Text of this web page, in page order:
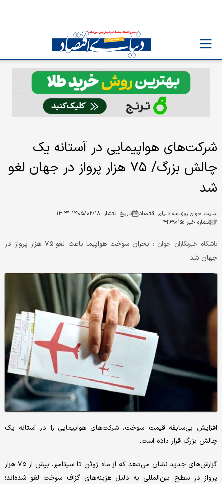
شرکت‌های هواپیمایی در آستانه یک
چالش بزرگ/ ۷۵ هزار پرواز در جهان لغو
شد
سایت خوان روزنامه دنیای اقتصاد تاریخ انتشار :۱۴۰۵/۰۲/۱۸ ۱۳:۳۱
شماره خبر :۴۲۶۹۰۱۵
باشگاه خبرنگاران جوان :
بحران سوخت هواپیما باعث لغو ۷۵ هزار پرواز در
جهان شد.
افزایش بی‌سابقه قیمت سوخت، شرکت‌های هواپیمایی را در آستانه یک
چالش بزرگ قرار داده است.
گزارش‌های جدید نشان می‌دهد که از ماه ژوئن تا سپتامبر، بیش از ۷۵ هزار
پرواز در سطح بین‌المللی به دلیل هزینه‌های گزاف سوخت لغو شده‌اند؛